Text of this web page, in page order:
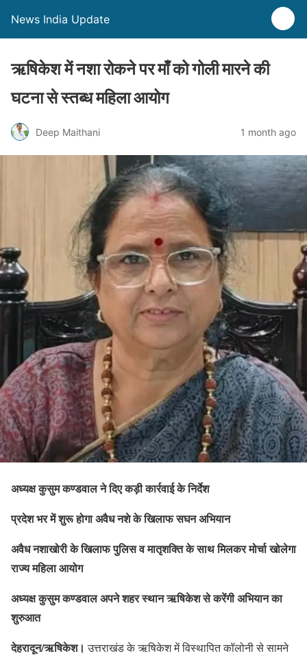
News India Update
ऋषिकेश में नशा रोकने पर माँ को गोली मारने की
घटना से स्तब्ध महिला आयोग
Deep Maithani 1 month ago
अध्यक्ष कुसुम कण्डवाल ने दिए कड़ी कार्रवाई के निर्देश
प्रदेश भर में शुरू होगा अवैध नशे के खिलाफ सघन अभियान
​अवैध नशाखोरी के खिलाफ पुलिस व मातृशक्ति के साथ मिलकर मोर्चा खोलेगा
राज्य महिला आयोग
अध्यक्ष कुसुम कण्डवाल अपने शहर स्थान ऋषिकेश से करेंगी अभियान का
शुरुआत
​देहरादून/ऋषिकेश। उत्तराखंड के ऋषिकेश में विस्थापित कॉलोनी से सामने